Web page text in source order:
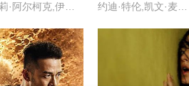
米莉·阿尔柯克,伊芙·雷德利 约迪·特伦,凯文·麦克克科尔